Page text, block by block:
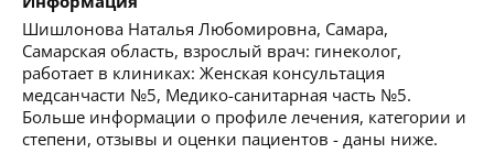
Шишлонова Наталья Любомировна, Самара,
Самарская область, взрослый врач: гинеколог,
работает в клиниках: Женская консультация
медсанчасти №5, Медико-санитарная часть №5.
Больше информации о профиле лечения, категории и
степени, отзывы и оценки пациентов - даны ниже.